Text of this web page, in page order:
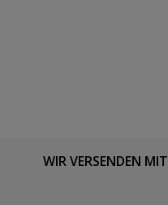
WIR VERSENDEN MIT